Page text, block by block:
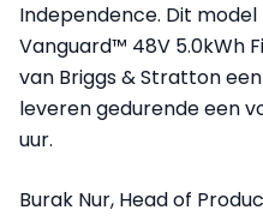
Independence. Dit
Vanguard™ 48V 5.0kWh
van Briggs & Stratton
leveren gedurende een
uur.
Burak Nur, Head of